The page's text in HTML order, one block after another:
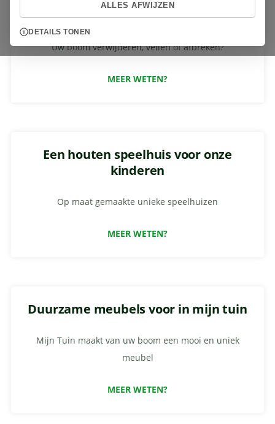
Iemand die mijn boom kan kappen.
Uw boom verwijderen, vellen of afbreken?
MEER WETEN?
Een houten speelhuis voor onze
kinderen
Op maat gemaakte unieke speelhuizen
MEER WETEN?
Duurzame meubels voor in mijn tuin
Mijn Tuin maakt van uw boom een mooi en uniek
meubel
MEER WETEN?
ALLES AFWIJZEN
DETAILS TONEN